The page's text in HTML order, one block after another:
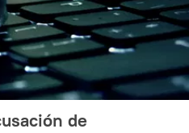
de